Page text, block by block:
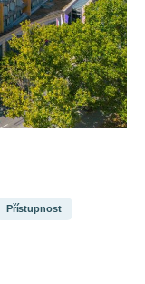
Přístupnost